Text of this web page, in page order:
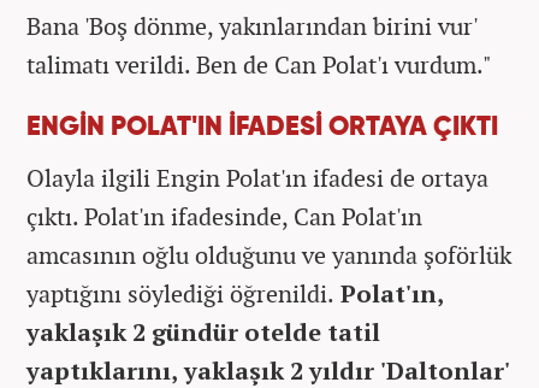
Bana 'Boş dönme, yakınlarından birini vur'
talimatı verildi. Ben de Can Polat'ı vurdum."
ENGİN POLAT'IN İFADESİ ORTAYA ÇIKTI
Olayla ilgili Engin Polat'ın ifadesi de ortaya
çıktı. Polat'ın ifadesinde, Can Polat'ın
amcasının oğlu olduğunu ve yanında şoförlük
yaptığını söylediği öğrenildi. Polat'ın,
yaklaşık 2 gündür otelde tatil
yaptıklarını, yaklaşık 2 yıldır 'Daltonlar'